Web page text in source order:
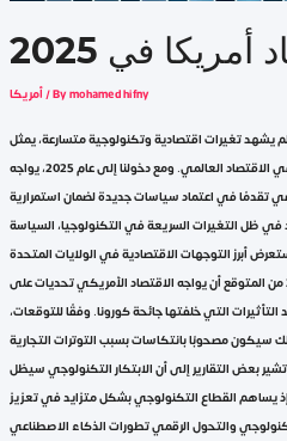
في 2025
أمريكا/ Bymohamed hifny
أمريكا في 2025 في عالم يشهد تغيرات اقتصادية وتكنولوجية متسارعة، يمثل
الاقتصاد الأمريكي القوة الدافعة الكبرى في الاقتصاد العالمي. ومع دخولنا إلى عام 2025، يواجه
تقدمًا في اعتماد سياسات جديدة لضمان استمرارية
ظل التغيرات السريعة في التكنولوجيا، السياسة
أبرز التوجهات الاقتصادية في الولايات المتحدة
حتى عام 2025. النمو الاقتصادي في 2025 من المتوقع أن يواجه الاقتصاد الأمريكي تحديات على
التي خلفتها جائحة كورونا. وفقًا للتوقعات،
سيكون مصحوبًا بانتكاسات بسبب التوترات التجارية
بعض التقارير إلى أن الابتكار التكنولوجي سيظل
إذ يساهم القطاع التكنولوجي بشكل متزايد في تعزيز
والتحول الرقمي تطورات الذكاء الاصطناعي